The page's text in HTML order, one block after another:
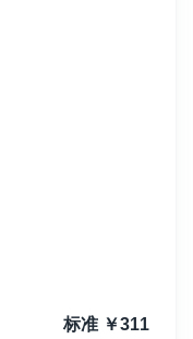
标准 ￥311